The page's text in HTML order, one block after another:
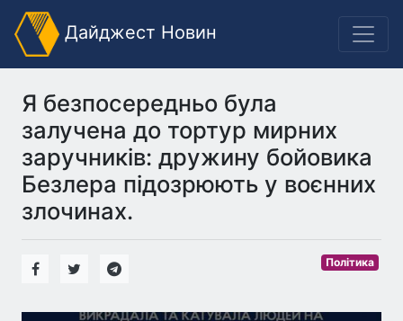
Дайджест Новин
Я безпосередньо була
залучена до тортур мирних
заручників: дружину бойовика
Безлера підозрюють у воєнних
злочинах.
Політика